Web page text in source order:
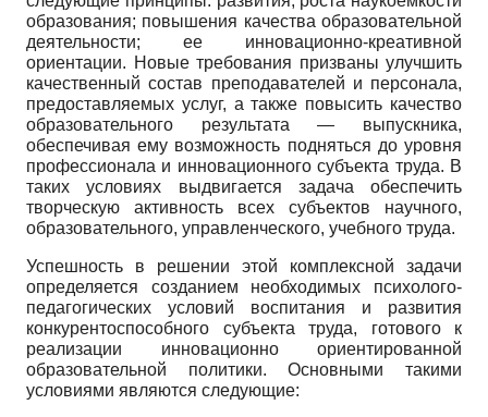
образования; повышения качества образовательной
деятельности; ее инновационно-креативной
ориентации. Новые требования призваны улучшить
качественный состав преподавателей и персонала,
предоставляемых услуг, а также повысить качество
образовательного результата — выпускника,
обеспечивая ему возможность подняться до уровня
профессионала и инновационного субъекта труда. В
таких условиях выдвигается задача обеспечить
творческую активность всех субъектов научного,
образовательного, управленческого, учебного труда.
Успешность в решении этой комплексной задачи
определяется созданием необходимых психолого-
педагогических условий воспитания и развития
конкурентоспособного субъекта труда, готового к
реализации инновационно ориентированной
образовательной политики. Основными такими
условиями являются следующие: